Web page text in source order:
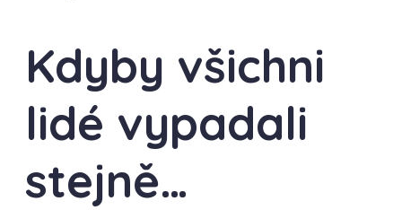
Kdyby všichni
lidé vypadali
stejně…